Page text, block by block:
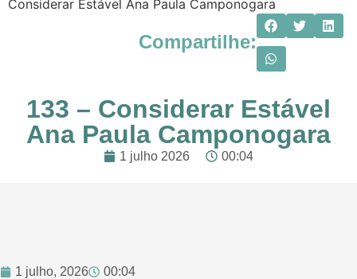
Considerar Estável Ana Paula Camponogara
Compartilhe:
133 – Considerar Estável
Ana Paula Camponogara
1 julho 2026 00:04
1 julho, 2026 00:04